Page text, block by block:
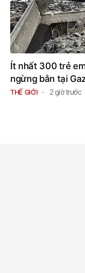
Ít nhất 300 trẻ
ngừng bắn tại
THẾ GIỚI 2 giờ trước